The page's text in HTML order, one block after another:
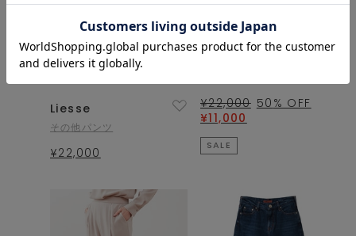
Liesse
その他パンツ
¥22,000
Liesse
¥22,000 50 % OFF
¥11,000
SALE